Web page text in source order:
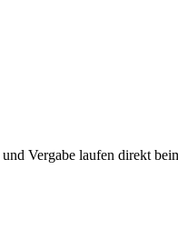
Vergabe laufen direkt